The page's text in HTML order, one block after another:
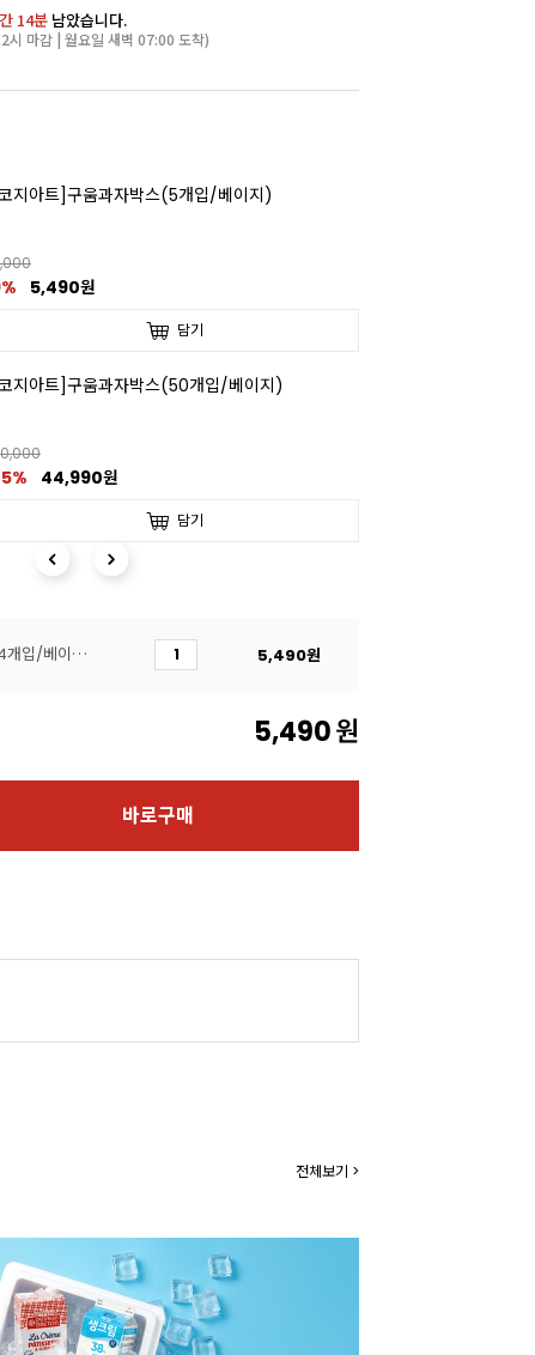
14분 남았습니다.
시 마감 | 월요일 새벽 07:00 도착)
지아트]구움과자박스(5개입/베이지)
5,490원
담기
지아트]구움과자박스(50개입/베이지)
44,990원
담기
[코지아트]구움과자박스 (4개입/베이지/대) 5,490원
5,490원
바로구매
전체보기 >